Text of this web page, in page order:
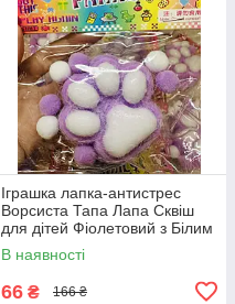
Іграшка лапка-антистрес
Ворсиста Тапа Лапа Сквіш
для дітей Фіолетовий з Білим
L-06
В наявності
66 ₴ 166 ₴